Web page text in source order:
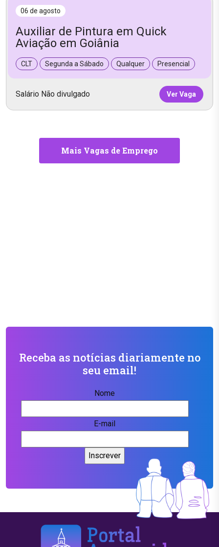
06 de agosto
Auxiliar de Pintura em Quick
Aviação em Goiânia
CLT Segunda a Sábado Qualquer Presencial
Salário Não divulgado Ver Vaga
Mais Vagas de Emprego
Receba as notícias diariamente no
seu email!
Nome
E-mail